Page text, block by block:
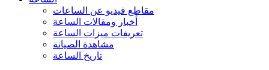
مقاطع فيديو عن الساعات
أخبار ومقالات الساعة
تعريفات ميزات الساعة
مشاهدة الصيانة
تاريخ الساعة